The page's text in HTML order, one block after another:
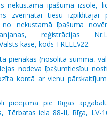
nekustamā īpašuma izsolē,
zvērinātai tiesu izpildītājai
nekustamā īpašuma
reģistrācijas
kasē, kods TRELLV22.
pienākas (nosolītā summa,
nodeva īpašumtiesību
kontā ar vienu
pieejama pie Rīgas
Tērbatas iela 88-II, Rīga, LV-